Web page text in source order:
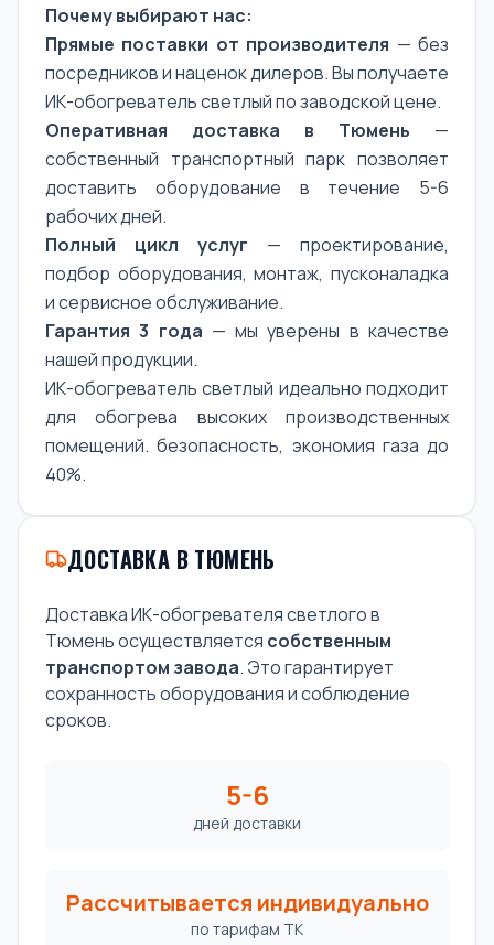
Почему выбирают нас:
Прямые поставки от производителя — без
посредников и наценок дилеров. Вы получаете
ИК-обогреватель светлый по заводской цене.
Оперативная доставка в Тюмень —
собственный транспортный парк позволяет
доставить оборудование в течение 5-6
рабочих дней.
Полный цикл услуг — проектирование,
подбор оборудования, монтаж, пусконаладка
и сервисное обслуживание.
Гарантия 3 года — мы уверены в качестве
нашей продукции.
ИК-обогреватель светлый идеально подходит
для обогрева высоких производственных
помещений. безопасность, экономия газа до
40%.
ДОСТАВКА В ТЮМЕНЬ
Доставка ИК-обогревателя светлого в
Тюмень осуществляется собственным
транспортом завода. Это гарантирует
сохранность оборудования и соблюдение
сроков.
5-6
дней доставки
Рассчитывается индивидуально
по тарифам ТК